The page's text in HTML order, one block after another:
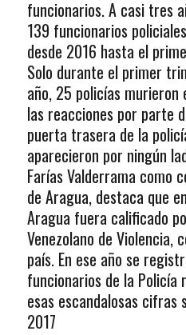
funcionarios. A casi tres
139 funcionarios
desde 2016 hasta el
Solo durante el primer
año, 25 policías murieron
las reacciones por parte
puerta trasera de la
aparecieron por ningún
Farías Valderrama como
de Aragua, destaca que
Aragua fuera calificado
Venezolano de Violencia,
país. En ese año se
funcionarios de la Policía
esas escandalosas cifras
2017